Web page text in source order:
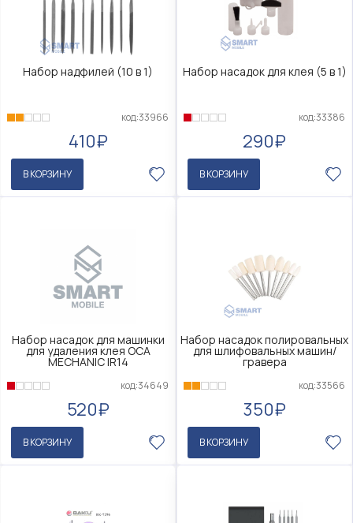
Набор надфилей (10 в 1)
код:33966
410₽
В КОРЗИНУ
Набор насадок для клея (5 в 1)
код:33386
290₽
В КОРЗИНУ
Набор насадок для машинки
для удаления клея OCA
MECHANIC IR14
код:34649
520₽
В КОРЗИНУ
Набор насадок полировальных
для шлифовальных машин/
гравера
код:33566
350₽
В КОРЗИНУ